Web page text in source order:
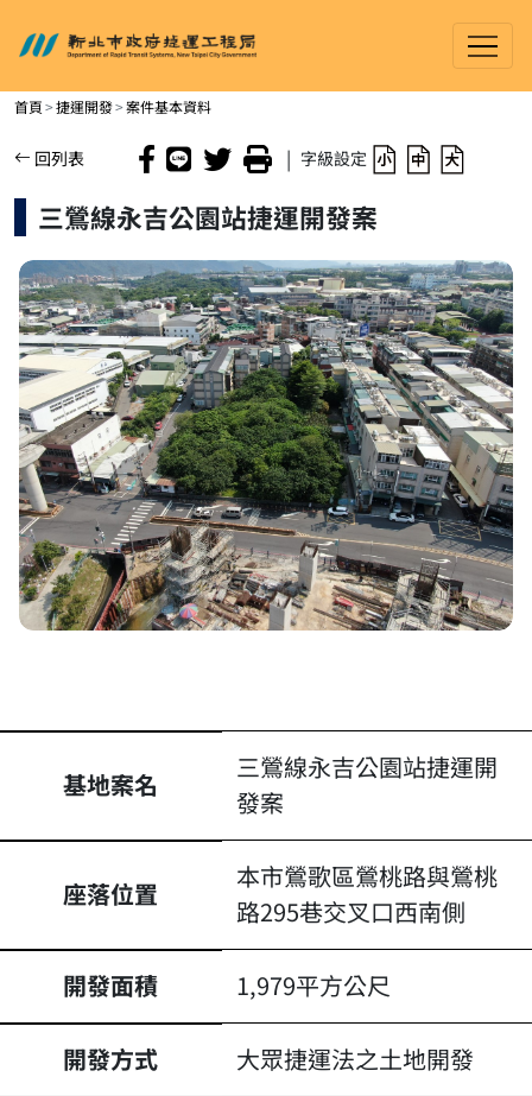
進入內容區塊
新北市政府捷運工程局
首頁 捷運開發 案件基本資料
| 字級設定
回列表
三鶯線永吉公園站捷運開發案
基地案名
三鶯線永吉公園站捷運開
發案
座落位置
本市鶯歌區鶯桃路與鶯桃
路295巷交叉口西南側
開發面積 1,979平方公尺
開發方式 大眾捷運法之土地開發